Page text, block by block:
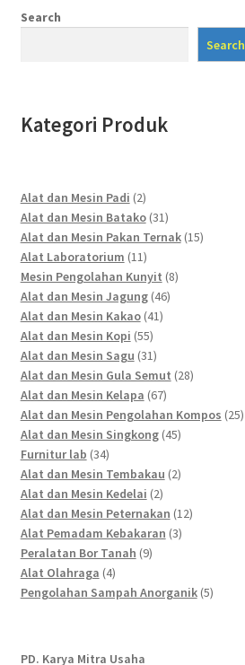
Search
Search
Kategori Produk
Alat dan Mesin Padi 22
products
Alat dan Mesin Batako 3131
products
Alat dan Mesin Pakan Ternak 1515
Alat Laboratorium 1111
products
Mesin Pengolahan Kunyit 88
Alat dan Mesin Jagung 4646
Alat dan Mesin Kakao 4141
Alat dan Mesin Kopi 5555
products
Alat dan Mesin Sagu 3131
products
Alat dan Mesin Gula Semut 2828
Alat dan Mesin Kelapa 6767
products
Alat dan Mesin Pengolahan Kompos 2525
Alat dan Mesin Singkong 4545
Furnitur lab 3434
products
Alat dan Mesin Tembakau 22
Alat dan Mesin Kedelai 22
products
Alat dan Mesin Peternakan 1212
Alat Pemadam Kebakaran 33
Peralatan Bor Tanah 99
Alat Olahraga 44
products
Pengolahan Sampah Anorganik 55
PD. Karya Mitra Usaha